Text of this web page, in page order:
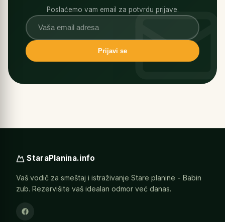
Poslaćemo vam email za potvrdu prijave.
Prijavi se
StaraPlanina.info
Vaš vodič za smeštaj i istraživanje Stare planine - Babin
zub. Rezervišite vaš idealan odmor već danas.